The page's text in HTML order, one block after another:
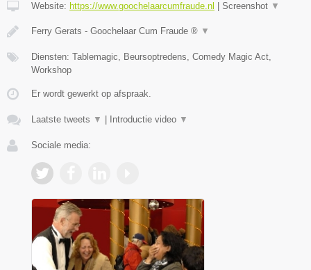
Website: https://www.goochelaarcumfraude.nl Screenshot ▼
Ferry Gerats - Goochelaar Cum Fraude ® ▼
Diensten: Tablemagic, Beursoptredens, Comedy Magic Act,
Workshop
Er wordt gewerkt op afspraak.
Laatste tweets ▼ Introductie video ▼
Sociale media: